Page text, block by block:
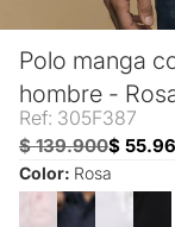
Polo manga
hombre -
Ref: 305F387
$ 139.900$
Color: Rosa